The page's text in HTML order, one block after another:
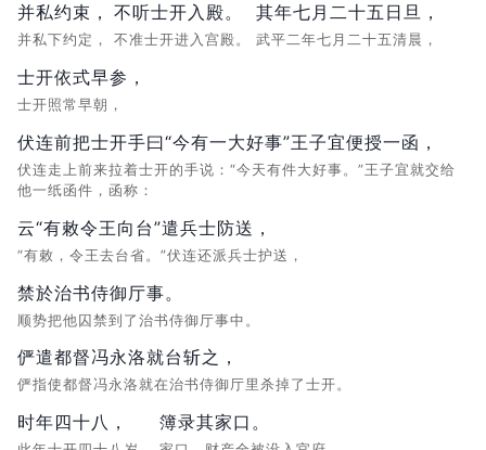
并私约束，
并私下约定，
不听士开入殿。
不准士开进入宫殿。
其年七月二十五日旦，
武平二年七月二十五清晨，
士开依式早参，
士开照常早朝，
伏连前把士开手曰“今有一大好事”王子宜便授一函，
伏连走上前来拉着士开的手说：“今天有件大好事。”王子宜就交给
他一纸函件，函称：
云“有敕令王向台”遣兵士防送，
“有敕，令王去台省。”伏连还派兵士护送，
禁於治书侍御厅事。
顺势把他囚禁到了治书侍御厅事中。
俨遣都督冯永洛就台斩之，
俨指使都督冯永洛就在治书侍御厅里杀掉了士开。
时年四十八， 簿录其家口。